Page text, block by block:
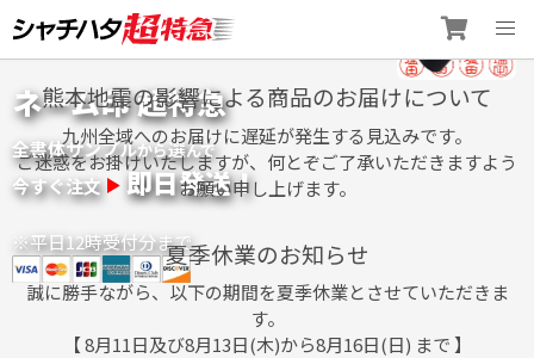
to
content
ネーム印 超特急
全書体サンプルから選んで
今すぐ注文 即日発送！
※平日12時受付分まで
熊本地震の影響による商品のお届けについて
九州全域へのお届けに遅延が発生する見込みです。
ご迷惑をお掛けいたしますが、何とぞご了承いただきますよう
お願い申し上げます。
夏季休業のお知らせ
誠に勝手ながら、以下の期間を夏季休業とさせていただきま
す。
【 8月11日及び8月13日(木)から8月16日(日) まで 】